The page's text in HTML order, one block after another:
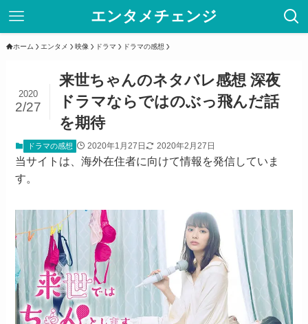
エンタメチェンジ
ホーム エンタメ 映像 ドラマ ドラマの感想
来世ちゃんのネタバレ感想 深夜
ドラマならではのぶっ飛んだ話
を期待
2020
2/27
ドラマの感想 2020年1月27日 2020年2月27日
当サイトは、海外在住者に向けて情報を発信していま
す。